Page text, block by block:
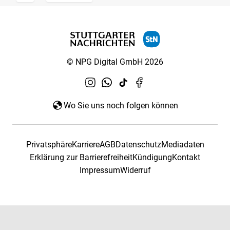
© NPG Digital GmbH 2026
Wo Sie uns noch folgen können
PrivatsphäreKarriereAGBDatenschutzMediadaten
Erklärung zur BarrierefreiheitKündigungKontakt
ImpressumWiderruf